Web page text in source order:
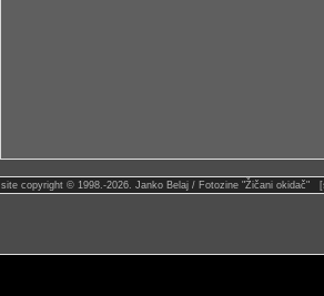
site copyright © 1998.-2026. Janko Belaj / Fotozine "Žičani okidač"